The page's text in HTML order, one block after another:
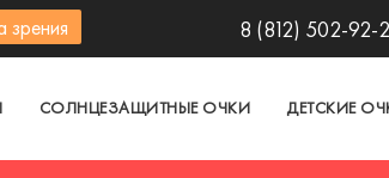
зрения 8 (812) 502-92-
СОЛНЦЕЗАЩИТНЫЕ ОЧКИ ДЕТСКИЕ